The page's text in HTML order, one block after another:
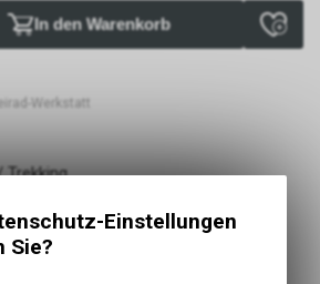
In den Warenkorb
Werkstatt
Trekking
Trekking, City, E-BikeEinstellungen
Sie?